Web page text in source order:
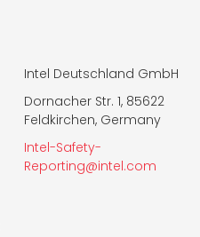
Intel Deutschland GmbH
Dornacher Str. 1, 85622
Feldkirchen, Germany
Intel-Safety-
Reporting@intel.com